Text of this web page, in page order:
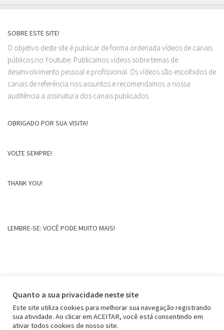
SOBRE ESTE SITE!
O objetivo deste site é publicar de forma ordenada vídeos de canais
públicos no Youtube. Publicamos vídeos sobre temas de
desenvolvimento pessoal e profissional. Os vídeos são escolhidos de
canais de referência nos assuntos e recomendamos a nossa
auditência a assinatura dos canais publicados.
OBRIGADO POR SUA VISITA!
VOLTE SEMPRE!
THANK YOU!
LEMBRE-SE: VOCÊ PODE MUITO MAIS!
Quanto a sua privacidade neste site
Este site utiliza cookies para melhorar sua navegação registrando
sua atividade. Ao clicar em ACEITAR, você está consentindo em
ativar todos cookies de nosso site.